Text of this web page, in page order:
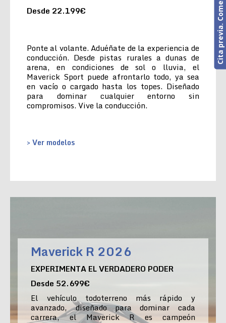
Desde 22.199€
Ponte al volante. Aduéñate de la experiencia de
conducción. Desde pistas rurales a dunas de
arena, en condiciones de sol o lluvia, el
Maverick Sport puede afrontarlo todo, ya sea
en vacío o cargado hasta los topes. Diseñado
para dominar cualquier entorno sin
compromisos. Vive la conducción.
> Ver modelos
Maverick R 2026
EXPERIMENTA EL VERDADERO PODER
Desde 52.699€
El vehículo todoterreno más rápido y
avanzado, diseñado para dominar cada
carrera, el Maverick R es campeón